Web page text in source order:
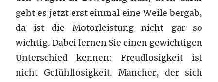
geht es jetzt erst einmal eine Weile bergab,
da ist die Motorleistung nicht gar so
wichtig. Dabei lernen Sie einen gewichtigen
Unterschied kennen: Freudlosigkeit ist
nicht Gefühllosigkeit. Mancher, der sich